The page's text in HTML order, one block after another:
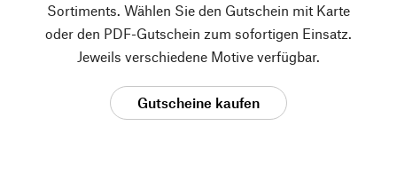
Sortiments. Wählen Sie den Gutschein mit Karte
oder den PDF-Gutschein zum sofortigen Einsatz.
Jeweils verschiedene Motive verfügbar.
Gutscheine kaufen